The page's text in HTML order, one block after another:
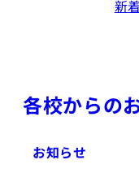
新
各校からの
お知らせ